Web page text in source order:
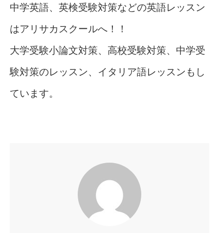
中学英語、英検受験対策などの英語レッスン
はアリサカスクールへ！！
大学受験小論文対策、高校受験対策、中学受
験対策のレッスン、イタリア語レッスンもし
ています。